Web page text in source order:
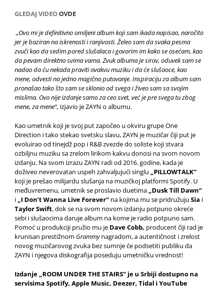
GLEDAJ VIDEOOVDE
„Ovo mi je definitivno omiljeni album koji sam ikada napisao, naročito
jer je baziran na iskrenosti i ranjivosti. Želeo sam da svaka pesma
zvuči kao da sedim pored slušalaca i govorim im kako se osećam, kao
da pevam direktno svima vama. Zvuk albuma je sirov, oduvek sam se
nadao da ću nekada praviti ovakvu muziku i da će slušaoce, kao
mene, odvesti na jedno magično putovanje. Inspiraciju za album sam
pronašao tako što sam se sklonio od svega i živeo sam sa svojim
mislima. Ovo nije izdanje samo za ceo svet, već je pre svega tu zbog
mene, za mene“, izjavio je ZAYN o albumu.
Kao umetnik koji je svoj put započeo u okviru grupe One
Direction i tako stekao svetsku slavu, ZAYN je muzičar čiji put je
evoluirao od tinejdž pop i R&B zvezde do soliste koji stvara
ozbiljnu muziku sa zrelom lirikom kakvu donosi na svom novom
izdanju. Na svom izrazu ZAYN radi od 2016. godine, kada je
doživeo neverovatan uspeh zahvaljujući singlu „PILLOWTALK“
koji je prešao milijardu slušanja na muzičkoj platformi Spotify. U
međuvremenu, umetnik se proslavio duetima „Dusk Till Dawn“
i „I Don’t Wanna Live Forever“ na kojima mu se pridružuju Sia i
Taylor Swift, dok se na svom novom izdanju potpuno okreće
sebi i slušaocima daruje album na kome je radio potpuno sam.
Pomoć u produkciji pružio mu je Dave Cobb, producent čiji rad je
krunisan prestižnom Grammynagradom, a autentičnost i zrelost
novog muzičarovog zvuka bez sumnje će podsetiti publiku da
ZAYN i njegova diskografija poseduju umetničku vrednost!
Izdanje „ROOM UNDER THE STAIRS“ je u Srbiji dostupno na
servisima Spotify, Apple Music, Deezer, Tidal i YouTube